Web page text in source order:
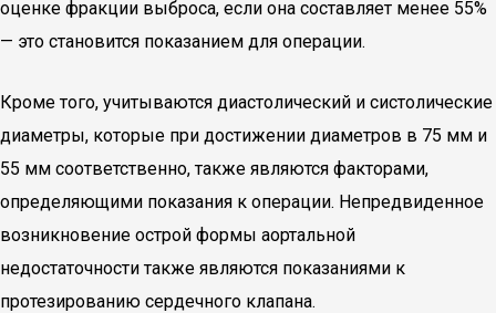
оценке фракции выброса, если она составляет менее 55%
— это становится показанием для операции.
Кроме того, учитываются диастолический и систолические
диаметры, которые при достижении диаметров в 75 мм и
55 мм соответственно, также являются факторами,
определяющими показания к операции. Непредвиденное
возникновение острой формы аортальной
недостаточности также являются показаниями к
протезированию сердечного клапана.